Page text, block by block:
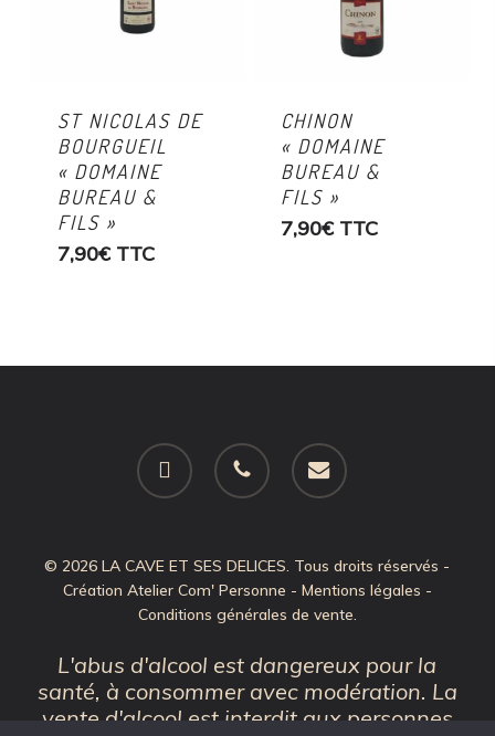
ST NICOLAS DE
BOURGUEIL
« DOMAINE
BUREAU &
FILS »
7,90€ TTC
CHINON
« DOMAINE
BUREAU &
FILS »
7,90€ TTC
facebook phone email
© 2026 LA CAVE ET SES DELICES. Tous droits réservés -
Création Atelier Com' Personne - Mentions légales -
Conditions générales de vente.
L'abus d'alcool est dangereux pour la
santé, à consommer avec modération. La
vente d'alcool est interdit aux personnes